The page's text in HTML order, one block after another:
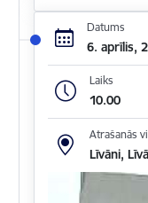
Datums
6. aprīlis,
Laiks
10.00
Atrašanās
Līvāni,